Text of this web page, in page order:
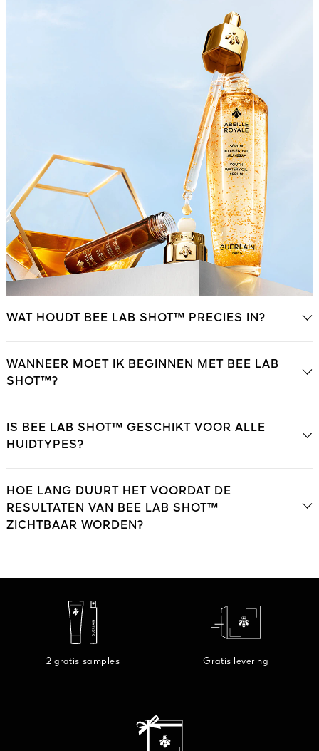
WAT HOUDT BEE LAB SHOT™ PRECIES IN?
WANNEER MOET IK BEGINNEN MET BEE LAB
SHOT™?
IS BEE LAB SHOT™ GESCHIKT VOOR ALLE
HUIDTYPES?
HOE LANG DUURT HET VOORDAT DE
RESULTATEN VAN BEE LAB SHOT™
ZICHTBAAR WORDEN?
2 gratis samples Gratis levering